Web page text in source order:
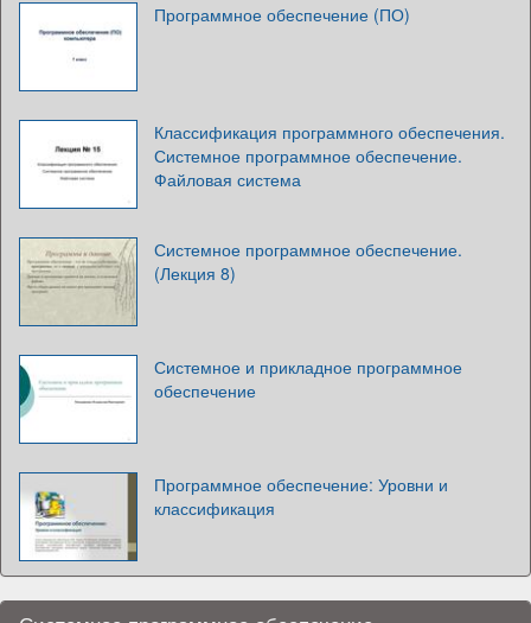
Программное обеспечение (ПО)
Классификация программного обеспечения.
Системное программное обеспечение.
Файловая система
Системное программное обеспечение.
(Лекция 8)
Системное и прикладное программное
обеспечение
Программное обеспечение: Уровни и
классификация